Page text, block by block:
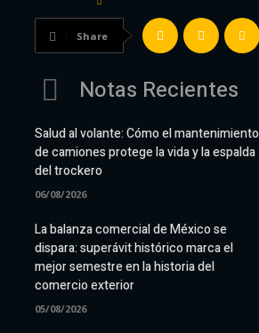
Share
Notas Recientes
Salud al volante: Cómo el mantenimiento
de camiones protege la vida y la espalda
del trockero
06/08/2026
La balanza comercial de México se
dispara: superávit histórico marca el
mejor semestre en la historia del
comercio exterior
05/08/2026